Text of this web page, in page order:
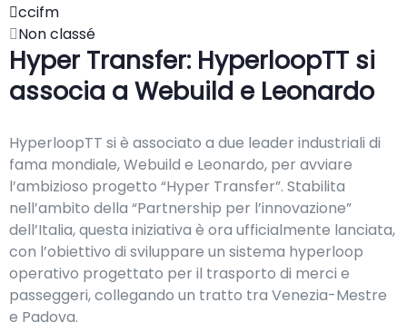
ccifm
Non classé
Hyper Transfer: HyperloopTT si
associa a Webuild e Leonardo
HyperloopTT si è associato a due leader industriali di
fama mondiale, Webuild e Leonardo, per avviare
l’ambizioso progetto “Hyper Transfer”. Stabilita
nell’ambito della “Partnership per l’innovazione”
dell’Italia, questa iniziativa è ora ufficialmente lanciata,
con l’obiettivo di sviluppare un sistema hyperloop
operativo progettato per il trasporto di merci e
passeggeri, collegando un tratto tra Venezia-Mestre
e Padova.